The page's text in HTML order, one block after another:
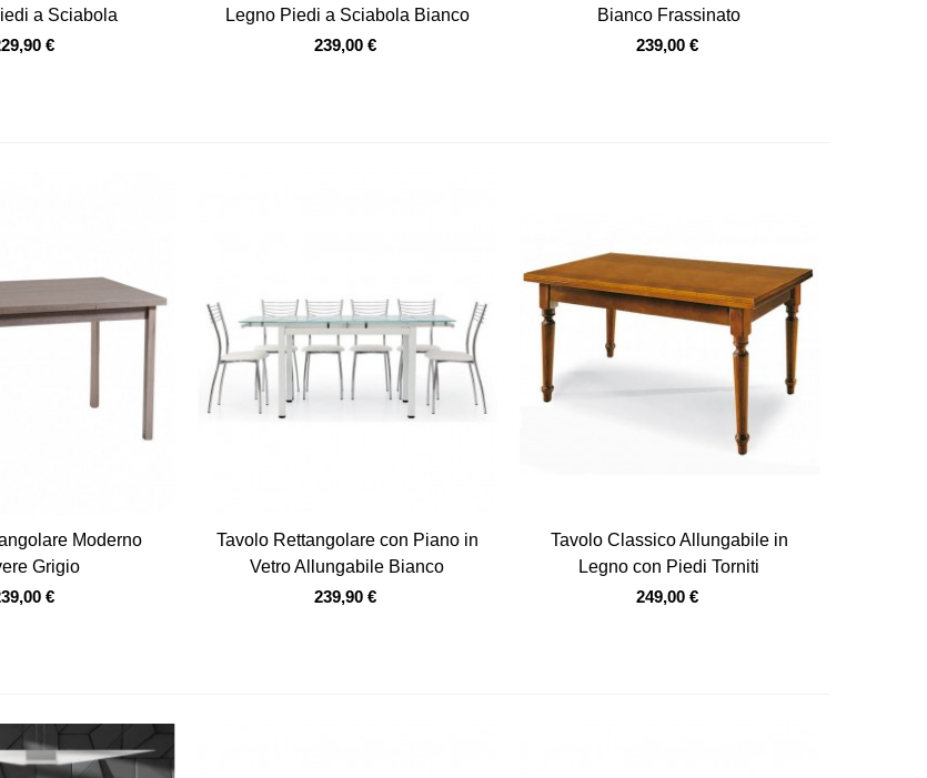
a Sciabola
€
Legno Piedi a Sciabola Bianco
239,00 €
Bianco Frassinato
239,00 €
Moderno
Grigio
€
Vista veloce
Tavolo Rettangolare con Piano in
Vetro Allungabile Bianco
239,90 €
Vista veloce
Tavolo Classico Allungabile in
Legno con Piedi Torniti
249,00 €